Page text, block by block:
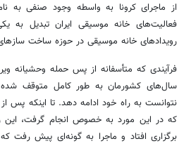
از ماجرای کرونا به واسطه وجود صنفی به
فعالیت‌های خانه موسیقی ایران تبدیل به
رویدادهای خانه موسیقی در حوزه ساخت
فرآیندی که متأسفانه از پس حمله وحشیانه
سال‌های کشورمان به طور کامل متوقف شده
نتوانست به راه خود ادامه دهد. تا اینکه پس از
که در این مورد به خصوص انجام گرفت، این
برگزاری افتاد و ماجرا به گونه‌ای پیش رفت